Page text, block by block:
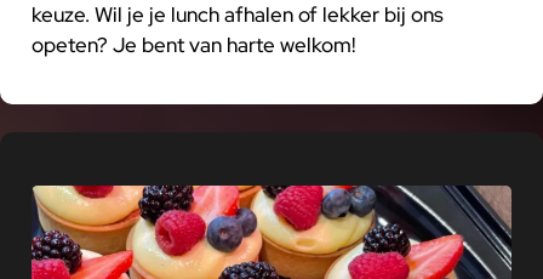
keuze. Wil je je lunch afhalen of lekker bij ons
opeten? Je bent van harte welkom!